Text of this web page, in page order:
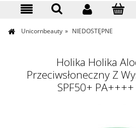
Unicornbeauty » NIEDOSTĘPNE
Holika Holika
Przeciwsłoneczny Z
SPF50+